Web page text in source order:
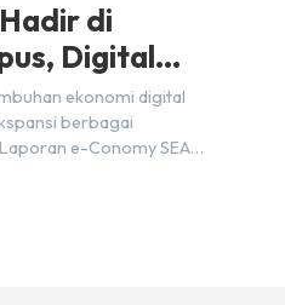
di
Digital
ekonomi digital
berbagai
e-Conomy SEA